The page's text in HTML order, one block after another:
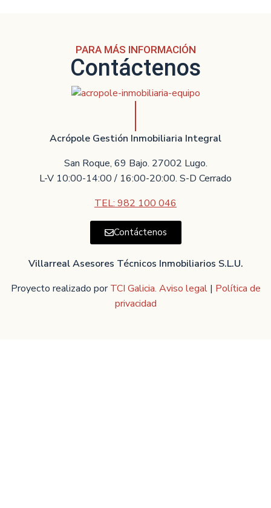
PARA MÁS INFORMACIÓN
Contáctenos
Acrópole Gestión Inmobiliaria Integral
San Roque, 69 Bajo. 27002 Lugo.
L-V 10:00-14:00 / 16:00-20:00. S-D Cerrado
TEL: 982 100 046
Contáctenos
Villarreal Asesores Técnicos Inmobiliarios S.L.U.
Proyecto realizado porTCI Galicia. Aviso legal | Política de
privacidad